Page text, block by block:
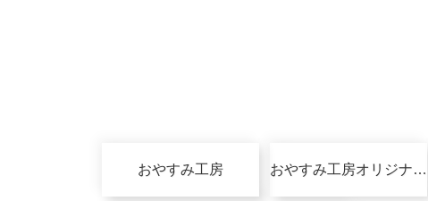
おやすみ工房 おやすみ工房オリジナル作品集